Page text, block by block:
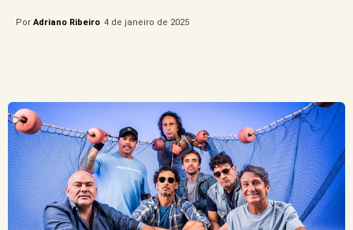
Por Adriano Ribeiro 4 de janeiro de 2025